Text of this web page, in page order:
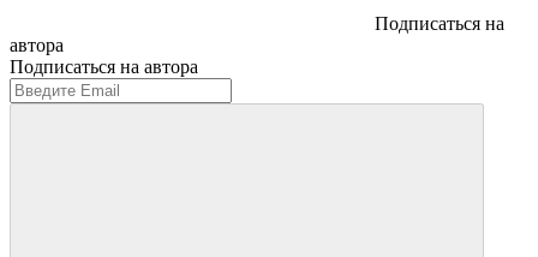
Подписаться на
автора
Подписаться на автора